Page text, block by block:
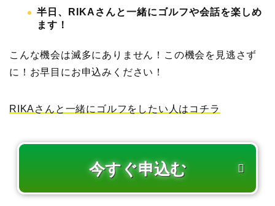
半日、RIKAさんと一緒にゴルフや会話を楽しめ
ます！
こんな機会は滅多にありません！この機会を見逃さず
に！お早目にお申込みください！
RIKAさんと一緒にゴルフをしたい人はコチラ